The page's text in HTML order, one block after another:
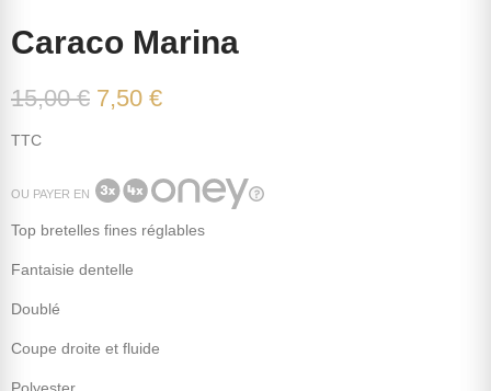
Caraco Marina
15,00 € 7,50 €
TTC
OU PAYER EN
Top bretelles fines réglables
Fantaisie dentelle
Doublé
Coupe droite et fluide